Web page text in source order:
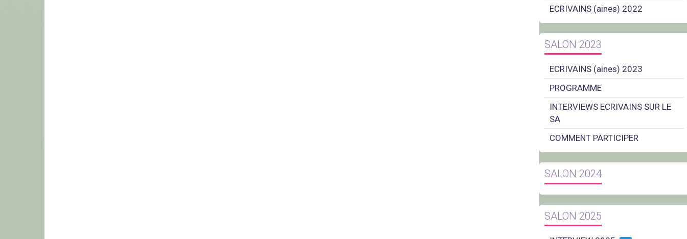
ECRIVAINS (aines) 2022
SALON 2023
ECRIVAINS (aines) 2023
PROGRAMME
INTERVIEWS ECRIVAINS SUR LE
SA
COMMENT PARTICIPER
SALON 2024
SALON 2025